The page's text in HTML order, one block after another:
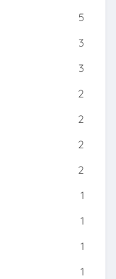
5
3
3
2
2
2
2
1
1
1
1